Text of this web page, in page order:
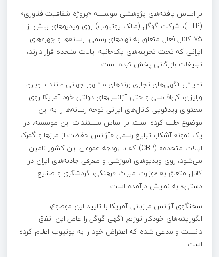
بر اساس یافته‌های پژوهشی موسسه «پروژه شفافیت فناوری»
(TTP)، شرکت گوگل (مالک یوتیوب) روی ویدیوهای بیش از
۷۵ کانال فعال متعلق به نهادهای رسمی، رسانه‌ها و چهره‌های
ایرانی که تحت تحریم‌های یک‌جانبه ایالات متحده قرار دارند،
تبلیغات بازرگانی پخش کرده است.
نمایش آگهی‌های تجاری برندهای مشهور جهانی مانند سوبارو،
ورایزن، کی‌اف‌سی و حتی آژانس‌های دولتی خود آمریکا روی
محتوای ویدئویی کانال‌های ایرانی توجه رسانه‌ها را به این
موضوع جلب کرده است. بر اساس مستندات این موسسه، در
یک نمونه آشکار، تبلیغ رسمی «آژانس حفاظت از مرزها و گمرک
ایالات متحده» (CBP) که با بودجه عمومی این کشور تامین
می‌شود، روی ویدیوهای آموزشی و معرفی جاذبه‌های ایران در
کانال متعلق به «وزارت میراث فرهنگی، گردشگری و صنایع
دستی» به نمایش درآمده است.
سخنگوی آژانس مرزبانی آمریکا با تایید این موضوع،
الگوریتم‌های خودکار توزیع آگهی گوگل را عامل این اتفاق
دانست و مدعی شده که اعتراض خود را به یوتیوب اعلام کرده
است.